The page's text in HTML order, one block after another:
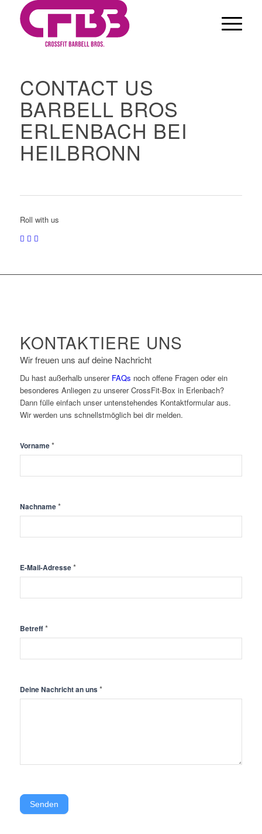
CONTACT US
BARBELL BROS
ERLENBACH BEI
HEILBRONN
Roll with us
KONTAKTIERE UNS
Wir freuen uns auf deine Nachricht
Du hast außerhalb unserer FAQs noch offene Fragen oder ein
besonderes Anliegen zu unserer CrossFit-Box in Erlenbach?
Dann fülle einfach unser untenstehendes Kontaktformular aus.
Wir werden uns schnellstmöglich bei dir melden.
Kontakt
Vorname*
Nachname*
E-Mail-Adresse*
Betreff*
Deine Nachricht an uns *
Senden